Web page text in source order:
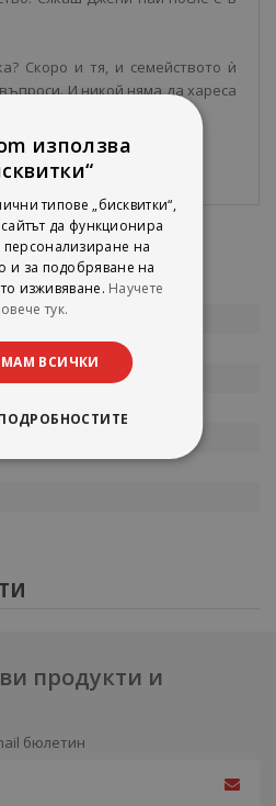
Скоро и тя, и семейството ѝ
И никой няма да хареса
продукти и
бюлетин
използва
типове „бисквитки“,
да функционира
персонализиране на
и за подобряване на
изживяване. Научете
тук.
ВСИЧКИ